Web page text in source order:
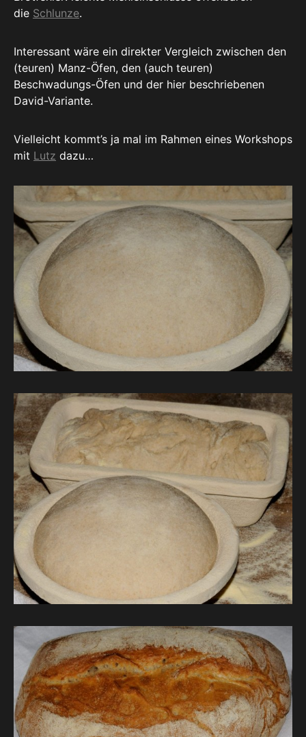
die Schlunze.
Interessant wäre ein direkter Vergleich zwischen den
(teuren) Manz-Öfen, den (auch teuren)
Beschwadungs-Öfen und der hier beschriebenen
David-Variante.
Vielleicht kommt’s ja mal im Rahmen eines Workshops
mit Lutz dazu…